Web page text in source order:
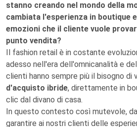
stanno creando nel mondo della
cambiata l'esperienza in boutique
emozioni che il cliente vuole
punto vendita?
Il fashion retail è in costante
adesso nell'era dell'omnicanalità e
clienti hanno sempre più il bisogno di
d'acquisto ibride, direttamente in
clic dal divano di casa.
In questo contesto così mutevole,
garantire ai nostri clienti delle